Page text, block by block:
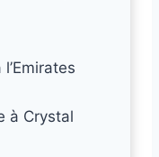
à Crystal